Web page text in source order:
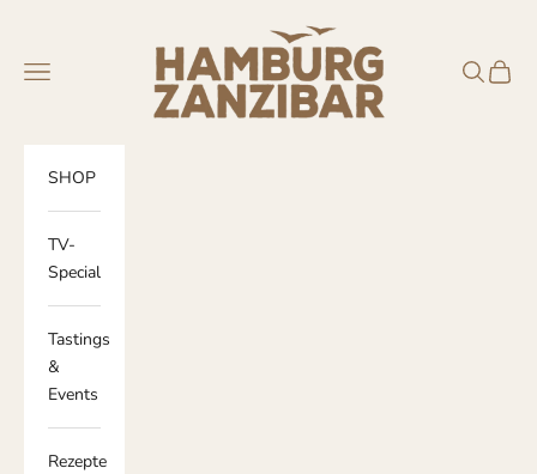
Hamburg-Zanzibar Gin
Navigation menu
Search
Cart
SHOP
TV-
Special
Tastings
&
Events
Rezepte